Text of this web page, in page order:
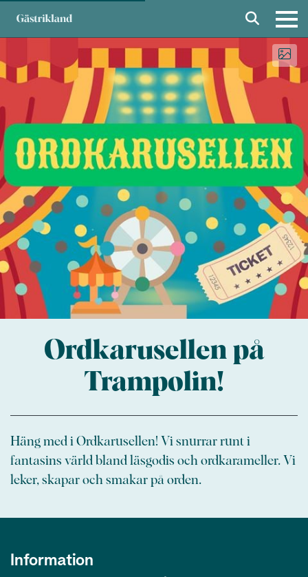
Ordkarusellen på
Trampolin!
Häng med i Ordkarusellen! Vi snurrar runt i
fantasins värld bland läsgodis och ordkarameller. Vi
leker, skapar och smakar på orden.
Information